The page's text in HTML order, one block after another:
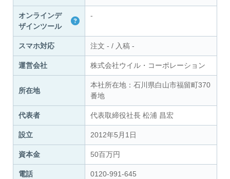
オンラインデ
ザインツール
-
スマホ対応 注文 - / 入稿 -
運営会社 株式会社ウイル・コーポレーション
所在地
本社所在地：石川県白山市福留町370
番地
代表者 代表取締役社長 松浦 昌宏
設立 2012年5月1日
資本金 50百万円
電話 0120-991-645